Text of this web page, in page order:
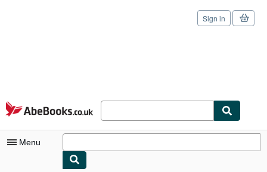
Skip to main content
AbeBooks.co.uk
Sign in
Menu